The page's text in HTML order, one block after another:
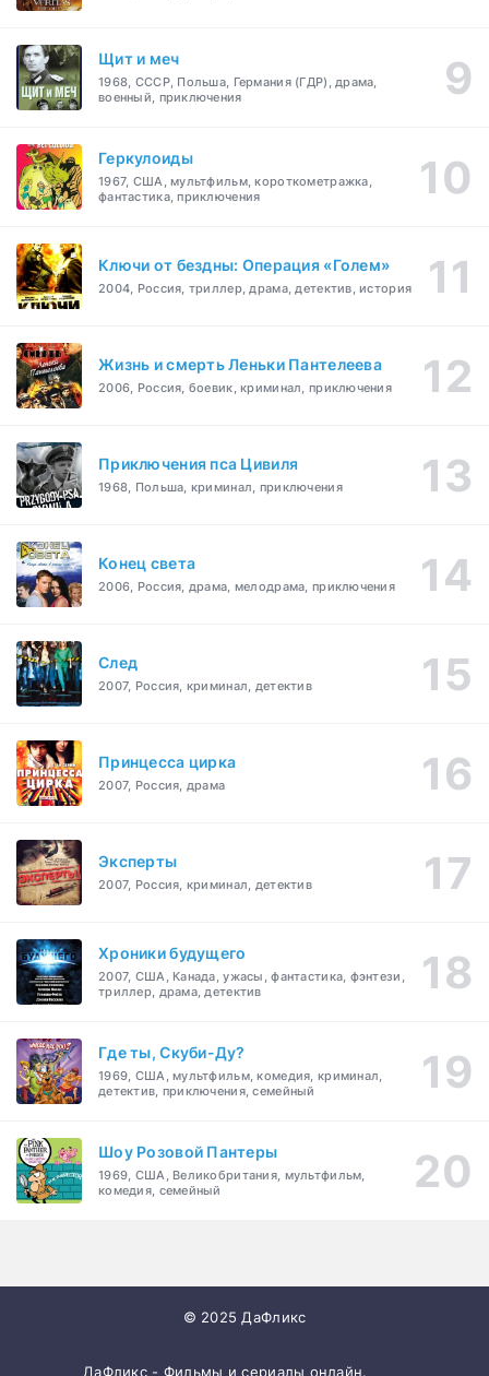
Щит и меч
1968, СССР, Польша, Германия (ГДР), драма,
военный, приключения
Геркулоиды
1967, США, мультфильм, короткометражка,
фантастика, приключения
Ключи от бездны: Операция «Голем»
2004, Россия, триллер, драма, детектив, история
Жизнь и смерть Леньки Пантелеева
2006, Россия, боевик, криминал, приключения
Приключения пса Цивиля
1968, Польша, криминал, приключения
Конец света
2006, Россия, драма, мелодрама, приключения
След
2007, Россия, криминал, детектив
Принцесса цирка
2007, Россия, драма
Эксперты
2007, Россия, криминал, детектив
Хроники будущего
2007, США, Канада, ужасы, фантастика, фэнтези,
триллер, драма, детектив
Где ты, Скуби-Ду?
1969, США, мультфильм, комедия, криминал,
детектив, приключения, семейный
Шоу Розовой Пантеры
1969, США, Великобритания, мультфильм,
комедия, семейный
© 2025 ДаФликс
ДаФликс - Фильмы и сериалы онлайн.